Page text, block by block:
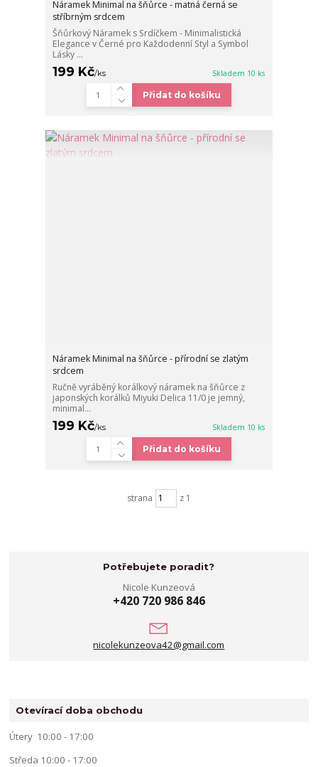
Náramek Minimal na šňůrce - matná černá se
stříbrným srdcem
Šňůrkový Náramek s Srdíčkem - Minimalistická
Elegance v Černé pro Každodenní Styl a Symbol
Lásky ...
199 Kč/ks Skladem 10 ks
Přidat do košíku
Náramek Minimal na šňůrce - přírodní se zlatým
srdcem
Ručně vyráběný korálkový náramek na šňůrce z
japonských korálků Miyuki Delica 11/0 je jemný,
minimal...
199 Kč/ks Skladem 10 ks
Přidat do košíku
strana z 1
Potřebujete poradit?
Nicole Kunzeová
+420 720 986 846
nicolekunzeova42@gmail.com
Otevírací doba obchodu
Útery 10:00 - 17:00
Středa 10:00 - 17:00